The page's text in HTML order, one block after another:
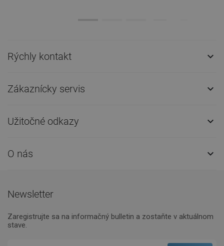
Rýchly kontakt 
Zákaznícky servis 
Užitočné odkazy 
O nás 
Newsletter
Zaregistrujte sa na informačný bulletin a zostaňte v aktuálnom
stave.